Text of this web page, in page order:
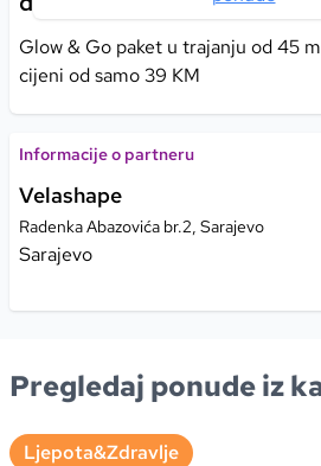
Glow & Go paket u trajanju od 45
cijeni od samo 39 KM
Informacije o partneru
Velashape
Radenka Abazovića br.2, Sarajevo
Sarajevo
Pregledaj ponude iz
Ljepota&Zdravlje